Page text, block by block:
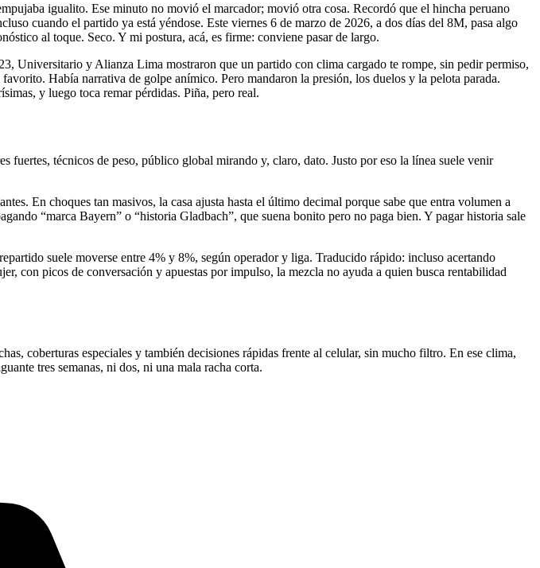
igualito. Ese minuto no movió el marcador; movió otra cosa. Recordó que el hincha peruano
cuando el partido ya está yéndose. Este viernes 6 de marzo de 2026, a dos días del 8M, pasa algo
al toque. Seco. Y mi postura, acá, es firme: conviene pasar de largo.
Universitario y Alianza Lima mostraron que un partido con clima cargado te rompe, sin pedir permiso,
Había narrativa de golpe anímico. Pero mandaron la presión, los duelos y la pelota parada.
y luego toca remar pérdidas. Piña, pero real.
técnicos de peso, público global mirando y, claro, dato. Justo por eso la línea suele venir
En choques tan masivos, la casa ajusta hasta el último decimal porque sabe que entra volumen a
“marca Bayern” o “historia Gladbach”, que suena bonito pero no paga bien. Y pagar historia sale
suele moverse entre 4% y 8%, según operador y liga. Traducido rápido: incluso acertando
con picos de conversación y apuestas por impulso, la mezcla no ayuda a quien busca rentabilidad
coberturas especiales y también decisiones rápidas frente al celular, sin mucho filtro. En ese clima,
tres semanas, ni dos, ni una mala racha corta.